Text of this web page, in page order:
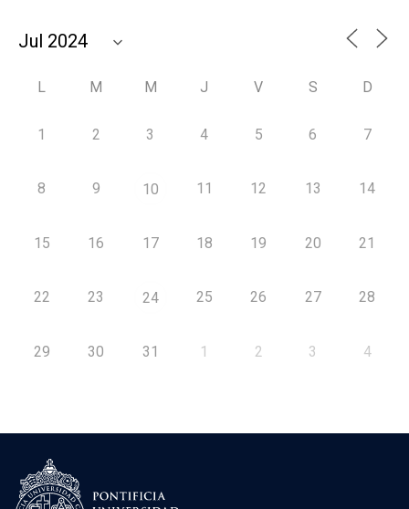
L M M J V S D
1 2 3 4 5 6 7
8 9 10 11 12 13 14
15 16 17 18 19 20 21
22 23 24 25 26 27 28
29 30 31 1 2 3 4